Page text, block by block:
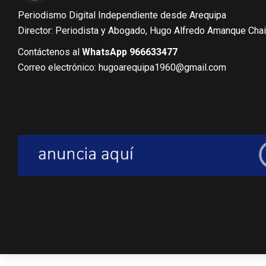
Periodismo Digital Independiente desde Arequipa
Director: Periodista y Abogado, Hugo Alfredo Amanque
Contáctenos al WhatsApp 966633477
Correo electrónico: hugoarequipa1960@gmail.com